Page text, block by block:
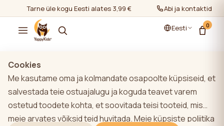
Tarne üle kogu Eesti alates 3,99 € Abi ja kontaktid
Eesti 0
Kõik tooted
Filtrid Kõige populaarsem
Cookies
Me kasutame oma ja kolmandate osapoolte küpsiseid, et
salvestada teie ostuajalugu ja koguda teavet varem
ostetud toodete kohta, et soovitada teisi tooteid, mis
meie arvates võiksid teid huvitada. Meie küpsiste poliitika